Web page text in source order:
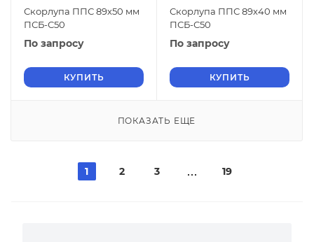
Скорлупа ППС 89х50 мм
ПСБ-С50
По запросу
КУПИТЬ
Скорлупа ППС 89х40 мм
ПСБ-С50
По запросу
КУПИТЬ
ПОКАЗАТЬ ЕЩЕ
1 2 3 19